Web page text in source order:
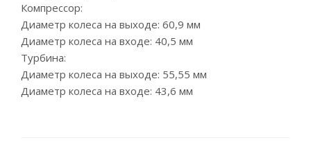
Компрессор:
Диаметр колеса на выходе: 60,9 мм
Диаметр колеса на входе: 40,5 мм
Турбина:
Диаметр колеса на выходе: 55,55 мм
Диаметр колеса на входе: 43,6 мм